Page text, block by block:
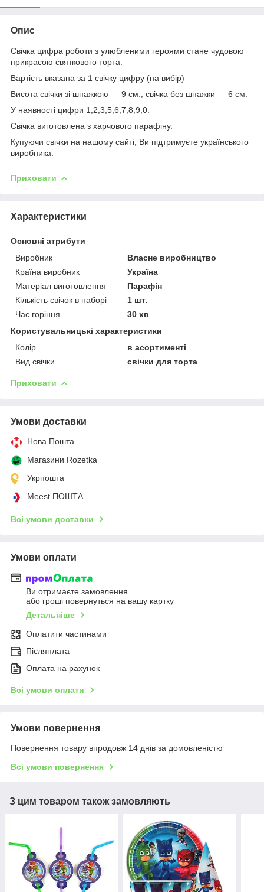
Опис
Свічка цифра роботи з улюбленими героями стане чудовою
прикрасою святкового торта.
Вартість вказана за 1 свічку цифру (на вибір)
Висота свічки зі шпажкою — 9 см., свічка без шпажки — 6 см.
У наявності цифри 1,2,3,5,6,7,8,9,0.
Свічка виготовлена з харчового парафіну.
Купуючи свічки на нашому сайті, Ви підтримуєте українського
виробника.
Приховати
Характеристики
Основні атрибути
Виробник
Власне виробництво
Країна виробник
Україна
Матеріал виготовлення
Парафін
Кількість свічок в наборі
1 шт.
Час горіння
30 хв
Користувальницькі характеристики
Колір
в асортименті
Вид свічки
свічки для торта
Приховати
Умови доставки
Нова Пошта
Магазини Rozetka
Укрпошта
Meest ПОШТА
Всі умови доставки
Умови оплати
Ви отримаєте замовлення
або гроші повернуться на вашу картку
Детальніше
Оплатити частинами
Післяплата
Оплата на рахунок
Всі умови оплати
Умови повернення
Повернення товару впродовж 14 днів за домовленістю
Всі умови повернення
З цим товаром також замовляють